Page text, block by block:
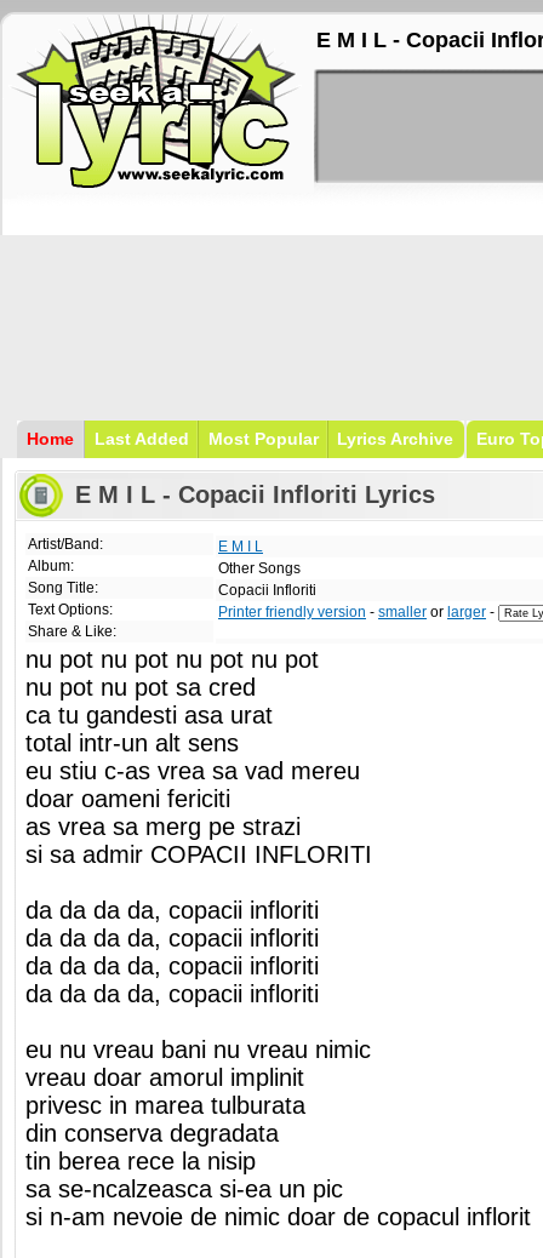
E M I L - Copacii
Home Last Added Most Popular Lyrics Archive Euro
E M I L - Copacii Infloriti Lyrics
Artist/Band:
Album:
Song Title:
Text Options:
Share & Like:
E M I L
Other Songs
Copacii Infloriti
Printer friendly version - smaller or larger -
nu pot nu pot nu pot nu pot
nu pot nu pot sa cred
ca tu gandesti asa urat
total intr-un alt sens
eu stiu c-as vrea sa vad mereu
doar oameni fericiti
as vrea sa merg pe strazi
si sa admir COPACII INFLORITI
da da da da, copacii infloriti
da da da da, copacii infloriti
da da da da, copacii infloriti
da da da da, copacii infloriti
eu nu vreau bani nu vreau nimic
vreau doar amorul implinit
privesc in marea tulburata
din conserva degradata
tin berea rece la nisip
sa se-ncalzeasca si-ea un pic
si n-am nevoie de nimic doar de copacul inflorit